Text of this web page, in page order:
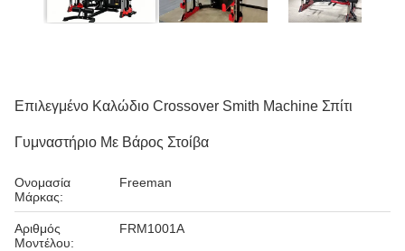
Επιλεγμένο Καλώδιο Crossover Smith Machine Σπίτι
Γυμναστήριο Με Βάρος Στοίβα
Ονομασία
Μάρκας:
Freeman
Αριθμός
Μοντέλου:
FRM1001Α